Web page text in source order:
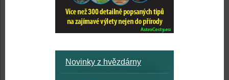
Novinky z hvězdárny